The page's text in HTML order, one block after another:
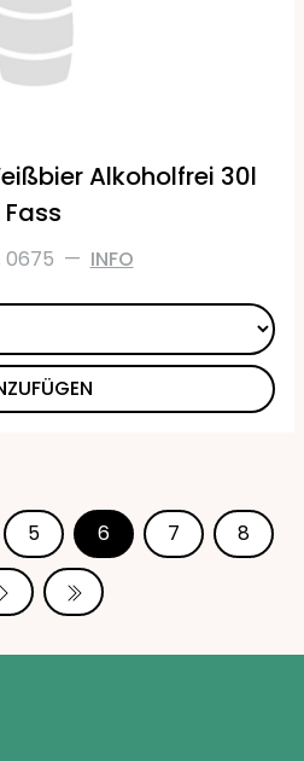
Alkoholfrei 30l
Fass
— INFO
5 6 7 8